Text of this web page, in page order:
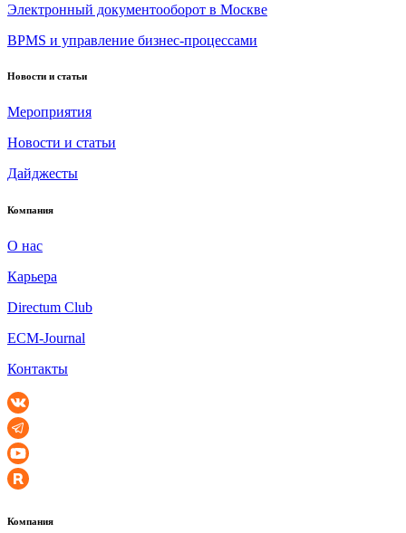
Электронный документооборот в Москве
BPMS и управление бизнес-процессами
Новости и статьи
Мероприятия
Новости и статьи
Дайджесты
Компания
О нас
Карьера
Directum Club
ECM-Journal
Контакты
Компания